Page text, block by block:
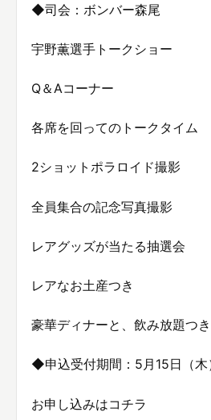
◆司会：ボンバー森尾
宇野薫選手トークショー
Q＆Aコーナー
各席を回ってのトークタイム
2ショットポラロイド撮影
全員集合の記念写真撮影
レアグッズが当たる抽選会
レアなお土産つき
豪華ディナーと、飲み放題つき
◆申込受付期間：5月15日（木
お申し込みはコチラ